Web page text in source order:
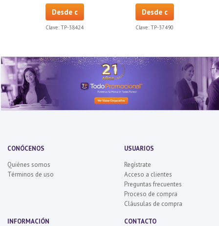
Desde c
Clave: TP-38424
Desde c
Clave: TP-37490
CONÓCENOS
Quiénes somos
Términos de uso
USUARIOS
Regístrate
Acceso a clientes
Preguntas frecuentes
Proceso de compra
Cláusulas de compra
INFORMACIÓN CONTACTO